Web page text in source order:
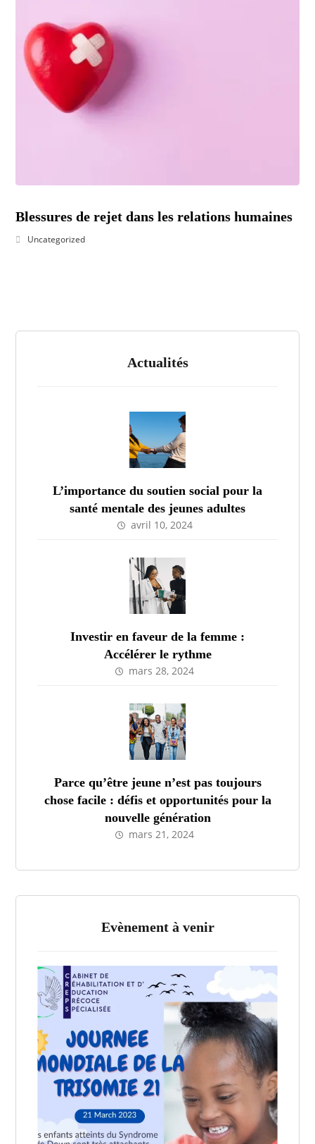
Blessures de rejet dans les relations humaines
Uncategorized
Actualités
L’importance du soutien social pour la
santé mentale des jeunes adultes
avril 10, 2024
Investir en faveur de la femme :
Accélérer le rythme
mars 28, 2024
Parce qu’être jeune n’est pas toujours
chose facile : défis et opportunités pour la
nouvelle génération
mars 21, 2024
Evènement à venir